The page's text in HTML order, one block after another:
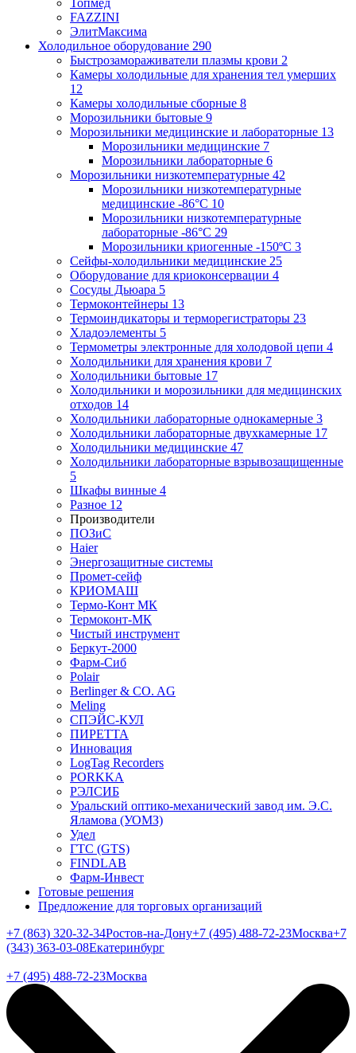
FAZZINI
ЭлитМаксима
Холодильное оборудование 290
Быстрозамораживатели плазмы крови 2
Камеры холодильные для хранения тел умерших
12
Камеры холодильные сборные 8
Морозильники бытовые 9
Морозильники медицинские и лабораторные 13
Морозильники медицинские 7
Морозильники лабораторные 6
Морозильники низкотемпературные 42
Морозильники низкотемпературные
медицинские -86°С 10
Морозильники низкотемпературные
лабораторные -86°С 29
Морозильники криогенные -150ºC 3
Сейфы-холодильники медицинские 25
Оборудование для криоконсервации 4
Сосуды Дьюара 5
Термоконтейнеры 13
Термоиндикаторы и терморегистраторы 23
Хладоэлементы 5
Термометры электронные для холодовой цепи 4
Холодильники для хранения крови 7
Холодильники бытовые 17
Холодильники и морозильники для медицинских
отходов 14
Холодильники лабораторные однокамерные 3
Холодильники лабораторные двухкамерные 17
Холодильники медицинские 47
Холодильники лабораторные взрывозащищенные
5
Шкафы винные 4
Разное 12
Производители
ПОЗиС
Haier
Энергозащитные системы
Промет-сейф
КРИОМАШ
Термо-Конт МК
Термоконт-МК
Чистый инструмент
Беркут-2000
Фарм-Сиб
Polair
Berlinger & CO. AG
Meling
СПЭЙС-КУЛ
ПИРЕТТА
Инновация
LogTag Recorders
PORKKA
РЭЛСИБ
Уральский оптико-механический завод им. Э.С.
Яламова (УОМЗ)
Удел
ГТС (GTS)
FINDLAB
Фарм-Инвест
Готовые решения
Предложение для торговых организаций
+7 (863) 320-32-34Ростов-на-Дону+7 (495) 488-72-23Москва+7
(343) 363-03-08Екатеринбург
+7 (495) 488-72-23Москва